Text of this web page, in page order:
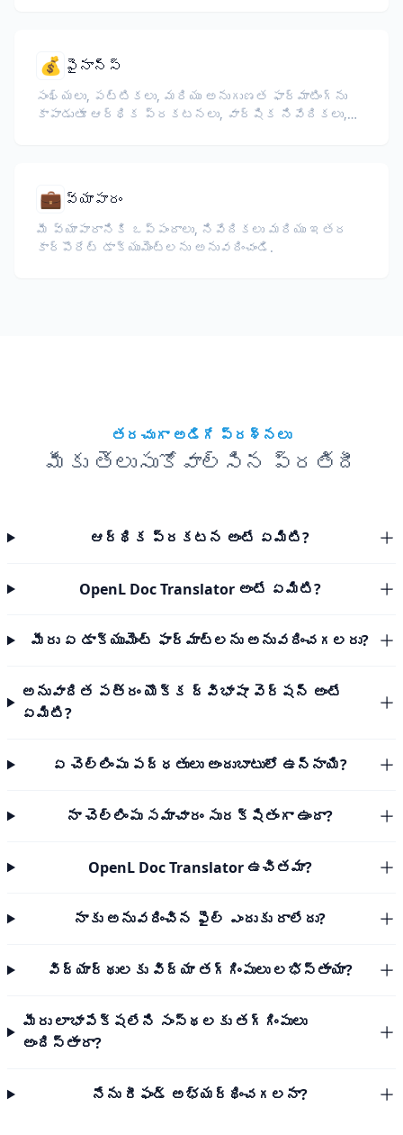
💰 ఫైనాన్స్
సంఖ్యలు, పట్టికలు, మరియు అనుగుణత ఫార్మాటింగ్‌ను
కాపాడుతూ ఆర్థిక ప్రకటనలు, వార్షిక నివేదికలు,
💼 వ్యాపారం
మీ వ్యాపారానికి ఒప్పందాలు, నివేదికలు మరియు ఇతర
కార్పొరేట్ డాక్యుమెంట్లను అనువదించండి.
తరచుగా అడిగే ప్రశ్నలు
మీకు తెలుసుకోవాల్సిన ప్రతిదీ
ఆర్థిక ప్రకటన అంటే ఏమిటి?
OpenL Doc Translator అంటే ఏమిటి?
మీరు ఏ డాక్యుమెంట్ ఫార్మాట్‌లను అనువదించగలరు?
అనువాదిత పత్రం యొక్క ద్విభాషా వెర్షన్ అంటే
ఏమిటి?
ఏ చెల్లింపు పద్ధతులు అందుబాటులో ఉన్నాయి?
నా చెల్లింపు సమాచారం సురక్షితంగా ఉందా?
OpenL Doc Translator ఉచితమా?
నాకు అనువదించిన ఫైల్ ఎందుకు రాలేదు?
విద్యార్థులకు విద్యా తగ్గింపులు లభిస్తాయా?
మీరు లాభాపేక్షలేని సంస్థలకు తగ్గింపులు
అందిస్తారా?
నేను రీఫండ్ అభ్యర్థించగలనా?